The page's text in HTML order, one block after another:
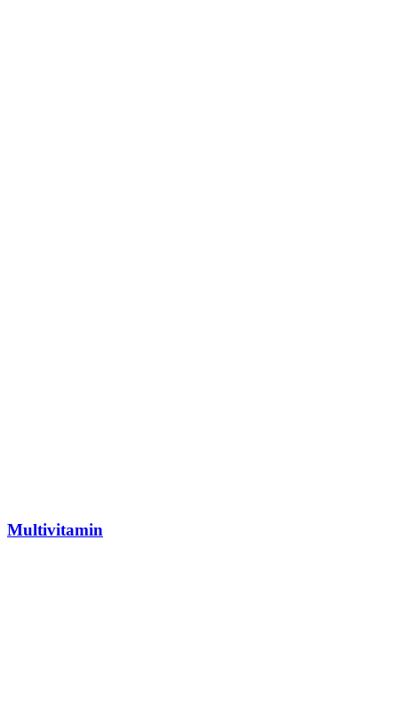
Multivitamin